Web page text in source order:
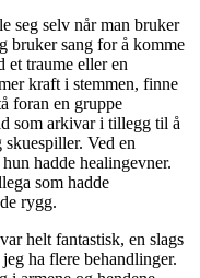
seg selv når man bruker
bruker sang for å komme
et traume eller en
kraft i stemmen, finne
foran en gruppe
som arkivar i tillegg til å
skuespiller. Ved en
hadde healingevner.
som hadde
rygg.
helt fantastisk, en slags
ha flere behandlinger.